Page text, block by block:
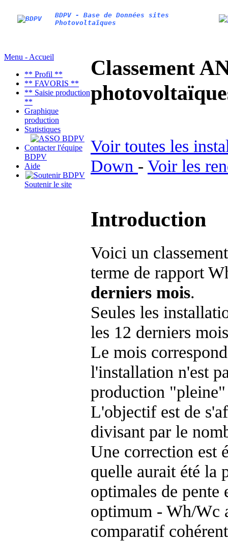
BDPV - Base de Données sites
Photovoltaïques
Menu - Accueil
** Profil **
** FAVORIS **
** Saisie production
**
Graphique
production
Statistiques
Contacter l'équipe
BDPV
Aide
Soutenir le site
Classement
Voir toutes les
Down - Voir les
Introduction
Voici un
terme de rapport
derniers mois.
Seules les
les 12 derniers
Le mois
l'installation n'est
production "pleine"
L'objectif est de
divisant par le
Une correction est
quelle aurait été la
optimales de
optimum - Wh/Wc
comparatif